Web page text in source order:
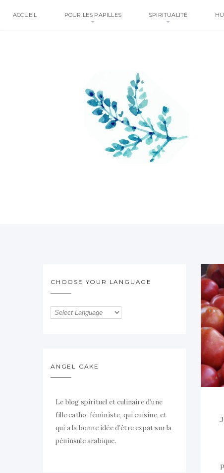
ACCUEIL POUR LES PAPILLES SPIRITUALITÉ
CHOOSE YOUR LANGUAGE
ANGEL CAKE
Le blog spirituel et culinaire d’une
fille catho, féministe, qui cuisine, et
qui a la bonne idée d’être expat sur la
péninsule arabique.